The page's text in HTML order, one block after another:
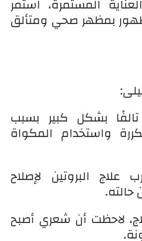
المستمرة، استمر
بمظهر صحي ومتألق
بشكل كبير بسبب
واستخدام المكواة
علاج البروتين لإصلاح
لاحظت أن شعري أصبح